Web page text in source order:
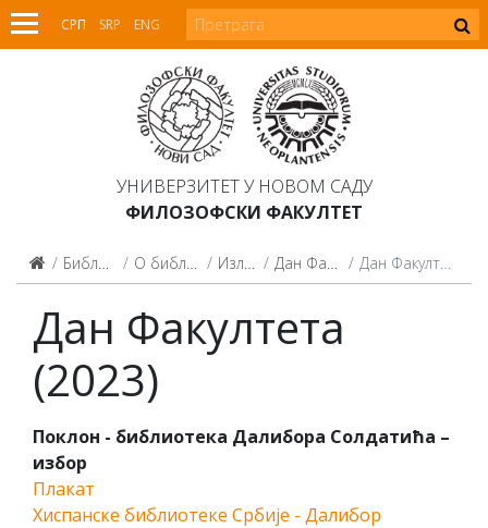
СРП SRP ENG
УНИВЕРЗИТЕТ У НОВОМ САДУ
ФИЛОЗОФСКИ ФАКУЛТЕТ
Библиотека О библиотеци Изложбе Дан Факултета Дан Факултета (2023)
Дан Факултета
(2023)
Поклон - библиотека Далибора Солдатића –
избор
Плакат
Хиспанске библиотеке Србије - Далибор